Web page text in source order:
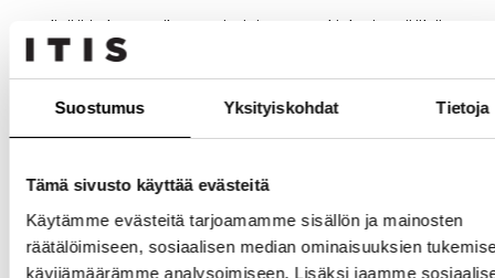
Suostumus Yksityiskohdat Tietoja
Tämä sivusto käyttää evästeitä
Käytämme evästeitä tarjoamamme sisällön ja mainosten
räätälöimiseen, sosiaalisen median ominaisuuksien
kävijämäärämme analysoimiseen. Lisäksi jaamme
Lue lisää ja katso Itiksen toimipisteen aukioloajat
täältä
Jaa tapahtuma sosiaalisessa mediassa